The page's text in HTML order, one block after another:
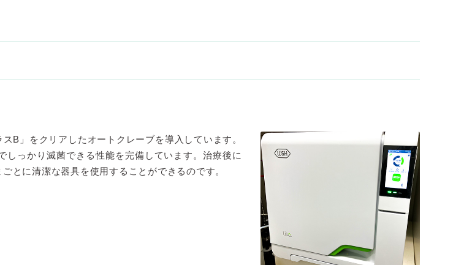
B」をクリアしたオートクレーブを導入しています。
っかり滅菌できる性能を完備しています。治療後に
とに清潔な器具を使用することができるのです。